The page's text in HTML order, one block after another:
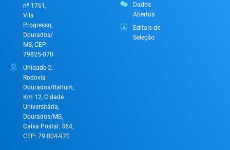
nº 1761,
Vila
Progresso,
Dourados/
MS, CEP:
79825-070
Unidade 2:
Rodovia
Dourados/Itahum,
Km 12, Cidade
Universitária,
Dourados/MS,
Caixa Postal: 364,
CEP: 79.804-970
Dados
Abertos
Editais de
Seleção